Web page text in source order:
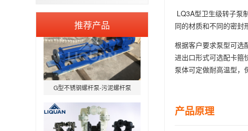
推荐产品
G型不锈钢螺杆泵-污泥螺杆泵
LQ3A型卫生级转子泵
同的材质和不同的密封
根据客户要求泵型可选
进出口形式可选配卡箍
泵体可定做耐高温型，
产品原理